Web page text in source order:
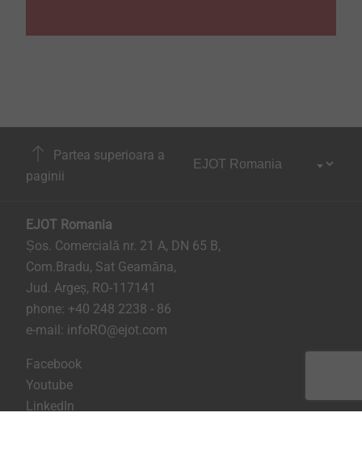
Partea superioara a
paginii
EJOT Romania
Șos. Comercială nr. 21 A, DN 65 B,
Com.Bradu, Sat Geamăna,
Jud. Argeș, RO-117141
phone: +40 248 2238 - 86
e-mail: infoRO@ejot.com
Facebook
Youtube
LinkedIn